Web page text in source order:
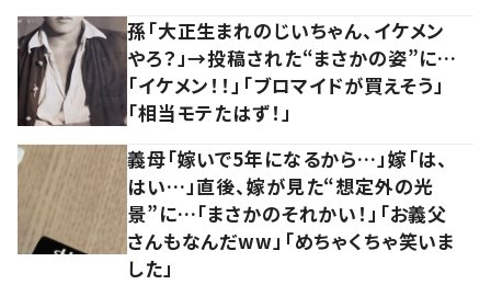
孫「大正生まれのじいちゃん、イケメン
やろ？」→投稿された“まさかの姿”に…
「イケメン！！」「ブロマイドが買えそう」
「相当モテたはず！」
義母「嫁いで5年になるから…」嫁「は、
はい…」直後、嫁が見た“想定外の光
景”に…「まさかのそれかい！」「お義父
さんもなんだww」「めちゃくちゃ笑いま
した」